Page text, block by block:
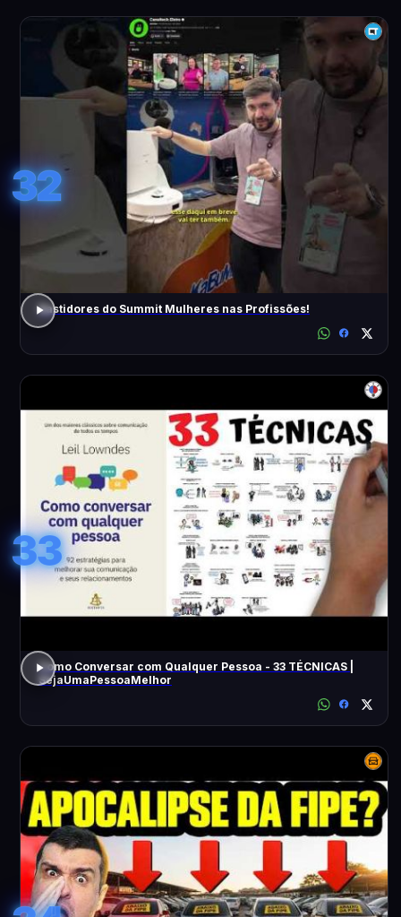
32
Bastidores do Summit Mulheres nas Profissões!
33
Como Conversar com Qualquer Pessoa - 33 TÉCNICAS |
SejaUmaPessoaMelhor